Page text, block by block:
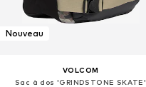
Nouveau
VOLCOM
Sac à dos 'GRINDSTONE SKATE'